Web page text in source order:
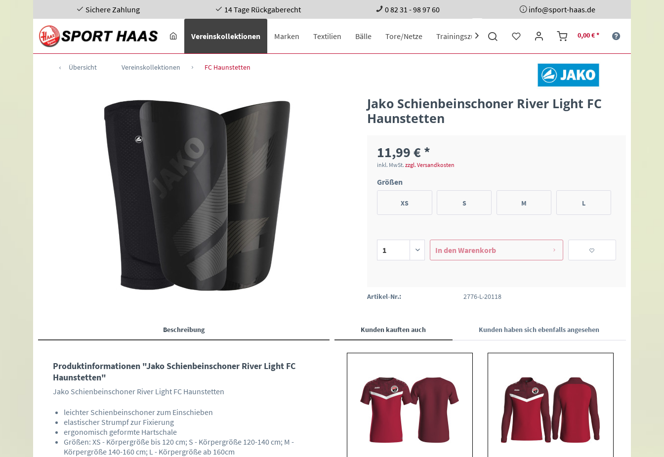
Sichere Zahlung 14 Tage Rückgaberecht 0 82 31 - 98 97 60 info@sport-haas.de
Vereinskollektionen Marken Textilien Bälle Tore/Netze Trainingszubehör Ehrenpreise Sporttaschen
 0,00 € *
Übersicht Vereinskollektionen FC Haunstetten
Jako Schienbeinschoner River Light FC
Haunstetten
11,99 € *
inkl. MwSt.zzgl. Versandkosten
Größen
XS S M L
In den Warenkorb
Artikel-Nr.: 2776-L-20118
Beschreibung
Produktinformationen "Jako Schienbeinschoner River Light FC
Haunstetten"
Jako Schienbeinschoner River Light FC Haunstetten
leichter Schienbeinschoner zum Einschieben
elastischer Strumpf zur Fixierung
ergonomisch geformte Hartschale
Größen: XS - Körpergröße bis 120 cm; S - Körpergröße 120-140 cm; M -
Körpergröße 140-160 cm; L - Körpergröße ab 160cm
Kunden kauften auch Kunden haben sich ebenfalls angesehen